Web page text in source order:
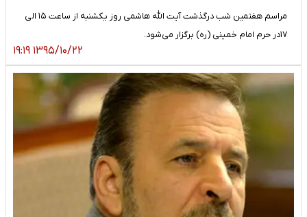
مراسم هفتمین شب درگذشت آیت الله هاشمی روز یکشنبه از ساعت ۱۵ الی
۱۷در حرم امام خمینی (ره) برگزار می‌شود.
۱۳۹۵/۱۰/۲۲ ۱۹:۱۹